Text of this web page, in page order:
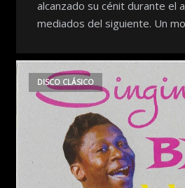
alcanzado su cénit durante el
mediados del siguiente. Un
DISCO CLÁSICO